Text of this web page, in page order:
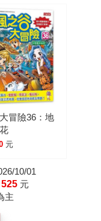
者，讓合作編輯剛
往美術設計的背
到書封設計、紙材
加重符號的深淺運
個細節他都事必躬
編輯與作者的溝通
，肆一看著粉絲專
心的回饋，也更讓
，肆一與美術設計
這一款具有意境與
蒸發了傷心的眼
念。 這本《那些再
冒險36：地
元
10/01
525 元
主